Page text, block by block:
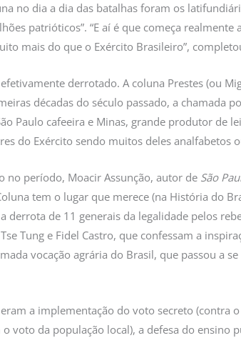
no dia a dia das batalhas foram os
patrióticos”. “E aí é que começa
mais do que o Exército Brasileiro”,
derrotado. A coluna Prestes (ou
décadas do século passado, a chamada
Paulo cafeeira e Minas, grande produtor de
do Exército sendo muitos deles analfabetos
no período, Moacir Assunção, autor de São
tem o lugar que merece (na História do
de 11 generais da legalidade pelos
Tung e Fidel Castro, que confessam a
vocação agrária do Brasil, que passou a
a implementação do voto secreto (contra
voto da população local), a defesa do ensino